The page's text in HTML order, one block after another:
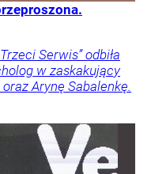
Serwis” odbiła
w zaskakujący
Arynę Sabalenkę.